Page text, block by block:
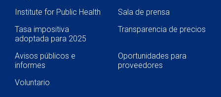
Institute for Public Health
Sala de prensa
Tasa impositiva
adoptada para 2025
Transparencia de precios
Avisos públicos e
informes
Oportunidades para
proveedores
Voluntario